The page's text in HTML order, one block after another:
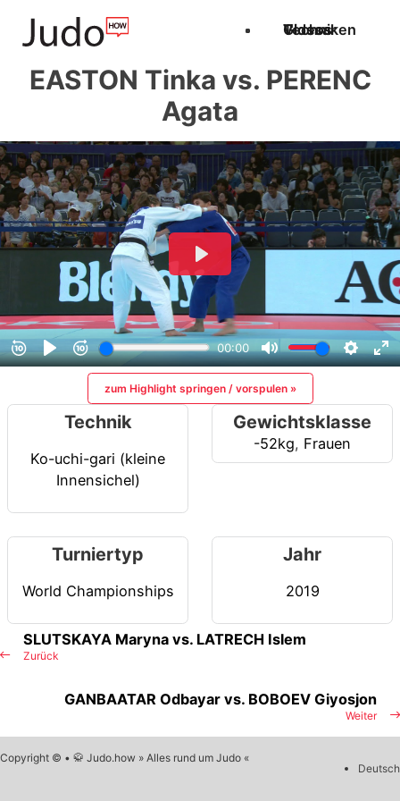
Techniken
Videos
Glossar
EASTON Tinka vs. PERENC
Agata
zum Highlight springen / vorspulen »
Technik
Ko-uchi-gari (kleine
Innensichel)
Gewichtsklasse
-52kg, Frauen
Turniertyp
World Championships
Jahr
2019
Zurück
SLUTSKAYA Maryna vs. LATRECH Islem
Weiter
GANBAATAR Odbayar vs. BOBOEV Giyosjon
Copyright © • 🥋 Judo.how » Alles rund um Judo «
Deutsch